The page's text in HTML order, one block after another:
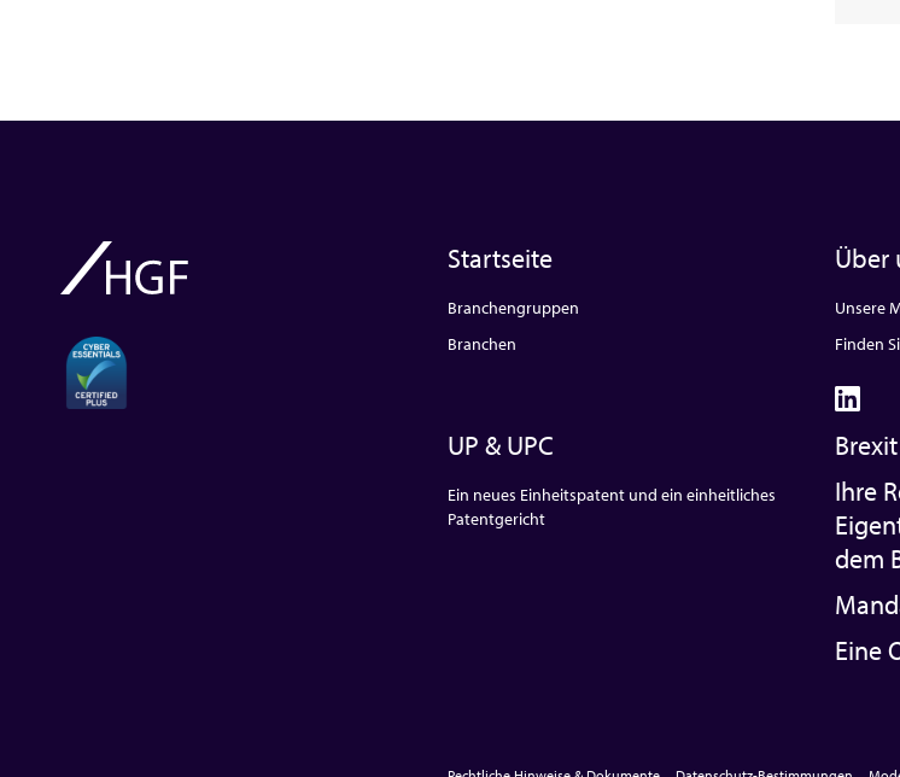
Startseite
Branchengruppen
Branchen
Über
Unsere
Finden
UP & UPC
Ein neues Einheitspatent und ein einheitliches
Patentgericht
Brexit
Ihre
dem
Eine